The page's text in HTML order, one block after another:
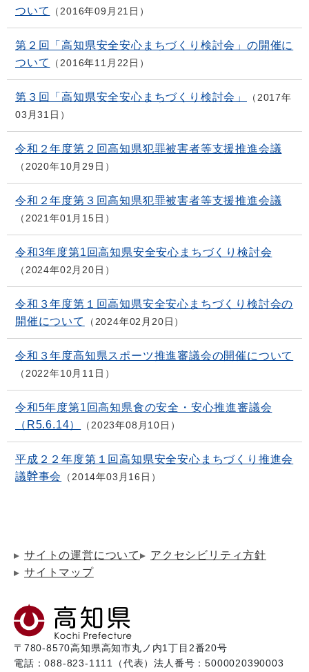
ついて
2016年09月21日
第２回「高知県安全安心まちづくり検討会」の開催に
ついて
2016年11月22日
第３回「高知県安全安心まちづくり検討会」
2017年
03月31日
令和２年度第２回高知県犯罪被害者等支援推進会議
2020年10月29日
令和２年度第３回高知県犯罪被害者等支援推進会議
2021年01月15日
令和3年度第1回高知県安全安心まちづくり検討会
2024年02月20日
令和３年度第１回高知県安全安心まちづくり検討会の
開催について
2024年02月20日
令和３年度高知県スポーツ推進審議会の開催について
2022年10月11日
令和5年度第1回高知県食の安全・安心推進審議会
（R5.6.14）
2023年08月10日
平成２２年度第１回高知県安全安心まちづくり推進会
議幹事会
2014年03月16日
サイトの運営について
アクセシビリティ方針
サイトマップ
〒780-8570高知県高知市丸ノ内1丁目2番20号
電話：088-823-1111（代表）法人番号：5000020390003